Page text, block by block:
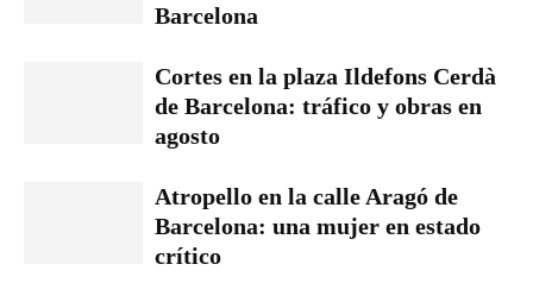
Barcelona
Cortes en la plaza Ildefons Cerdà
de Barcelona: tráfico y obras en
agosto
Atropello en la calle Aragó de
Barcelona: una mujer en estado
crítico